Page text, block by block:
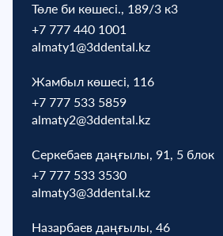
Төле би көшесі., 189/3 к3
+7 777 440 1001
almaty1@3ddental.kz
Жамбыл көшесі, 116
+7 777 533 5859
almaty2@3ddental.kz
Серкебаев даңғылы, 91, 5 блок
+7 777 533 3530
almaty3@3ddental.kz
Назарбаев даңғылы, 46